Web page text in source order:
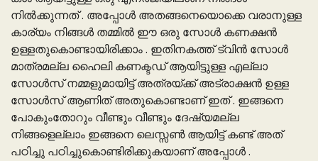
നിൽക്കുന്നത് . അപ്പോൾ അതങ്ങനെയൊക്കെ വരാനുള്ള
കാര്യം നിങ്ങൾ തമ്മിൽ ഈ ഒരു സോൾ കണക്ഷൻ
ഉള്ളതുകൊണ്ടായിരിക്കാം . ഇതിനകത്ത് ട്വിൻ സോൾ
മാത്രമല്ല ഹൈലി കണക്ടഡ് ആയിട്ടുള്ള എല്ലാ
സോൾസ് നമ്മളുമായിട്ട് അത്രയ്ക്ക് അട്രാക്ഷൻ ഉള്ള
സോൾസ് ആണിത് അതുകൊണ്ടാണ് ഇത് . ഇങ്ങനെ
പോകുംതോറും വീണ്ടും വീണ്ടും ദേഷ്യമല്ല
നിങ്ങളെല്ലാം ഇങ്ങനെ ലെസ്സൺ ആയിട്ട് കണ്ട് അത്
പഠിച്ചു പഠിച്ചുകൊണ്ടിരിക്കുകയാണ് അപ്പോൾ .